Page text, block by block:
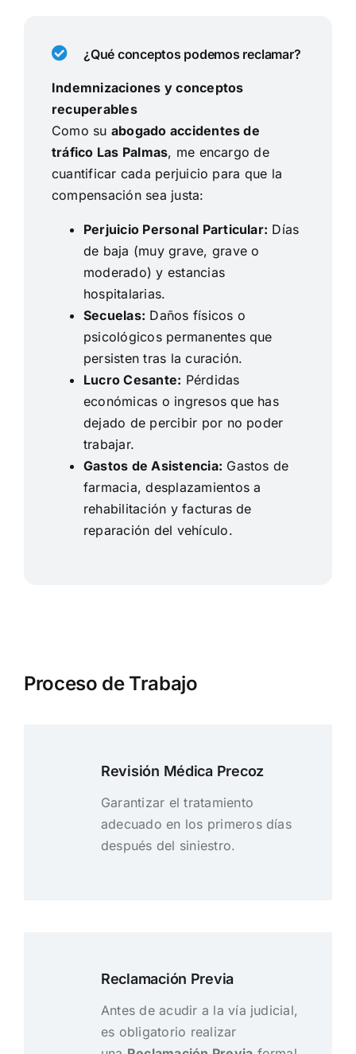
¿Qué conceptos podemos reclamar?
Indemnizaciones y conceptos
recuperables
Como su abogado accidentes de
tráfico Las Palmas, me encargo de
cuantificar cada perjuicio para que la
compensación sea justa:
Perjuicio Personal Particular: Días
de baja (muy grave, grave o
moderado) y estancias
hospitalarias.
Secuelas: Daños físicos o
psicológicos permanentes que
persisten tras la curación.
Lucro Cesante: Pérdidas
económicas o ingresos que has
dejado de percibir por no poder
trabajar.
Gastos de Asistencia: Gastos de
farmacia, desplazamientos a
rehabilitación y facturas de
reparación del vehículo.
Proceso de Trabajo
Revisión Médica Precoz
Garantizar el tratamiento
adecuado en los primeros días
después del siniestro.
Reclamación Previa
Antes de acudir a la vía judicial,
es obligatorio realizar